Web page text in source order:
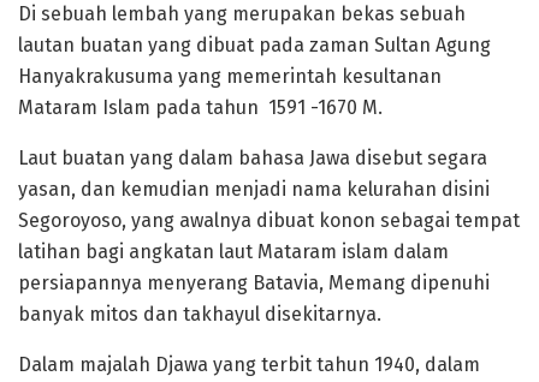
Di sebuah lembah yang merupakan bekas sebuah
lautan buatan yang dibuat pada zaman Sultan Agung
Hanyakrakusuma yang memerintah kesultanan
Mataram Islam pada tahun 1591 -1670 M.
Laut buatan yang dalam bahasa Jawa disebut segara
yasan, dan kemudian menjadi nama kelurahan disini
Segoroyoso, yang awalnya dibuat konon sebagai tempat
latihan bagi angkatan laut Mataram islam dalam
persiapannya menyerang Batavia, Memang dipenuhi
banyak mitos dan takhayul disekitarnya.
Dalam majalah Djawa yang terbit tahun 1940, dalam